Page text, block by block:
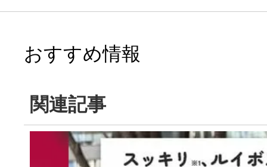
おすすめ情報
関連記事